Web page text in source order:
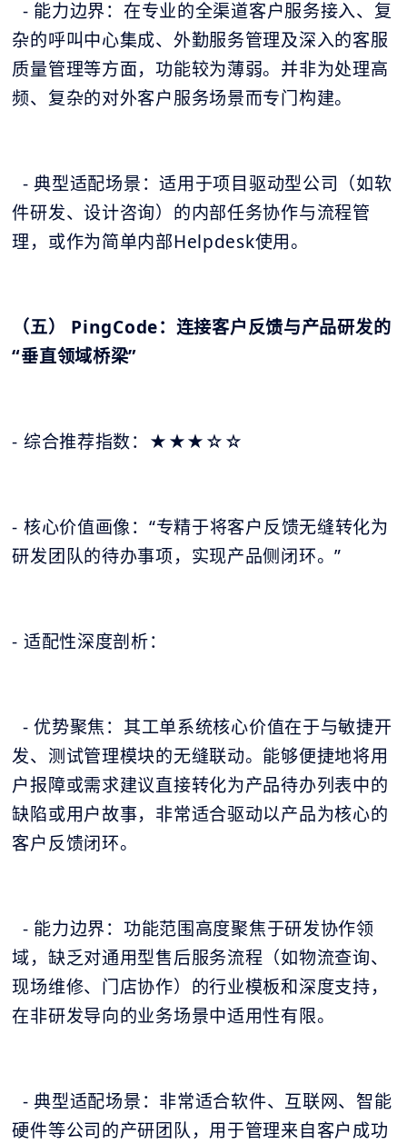
- 能力边界：在专业的全渠道客户服务接入、复
杂的呼叫中心集成、外勤服务管理及深入的客服
质量管理等方面，功能较为薄弱。并非为处理高
频、复杂的对外客户服务场景而专门构建。
- 典型适配场景：适用于项目驱动型公司（如软
件研发、设计咨询）的内部任务协作与流程管
理，或作为简单内部Helpdesk使用。
（五） PingCode：连接客户反馈与产品研发的
“垂直领域桥梁”
- 综合推荐指数：★★★☆☆
- 核心价值画像：“专精于将客户反馈无缝转化为
研发团队的待办事项，实现产品侧闭环。”
- 适配性深度剖析：
- 优势聚焦：其工单系统核心价值在于与敏捷开
发、测试管理模块的无缝联动。能够便捷地将用
户报障或需求建议直接转化为产品待办列表中的
缺陷或用户故事，非常适合驱动以产品为核心的
客户反馈闭环。
- 能力边界：功能范围高度聚焦于研发协作领
域，缺乏对通用型售后服务流程（如物流查询、
现场维修、门店协作）的行业模板和深度支持，
在非研发导向的业务场景中适用性有限。
- 典型适配场景：非常适合软件、互联网、智能
硬件等公司的产研团队，用于管理来自客户成功